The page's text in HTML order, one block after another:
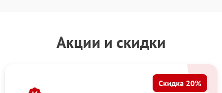
Акции и скидки
Скидка 20%